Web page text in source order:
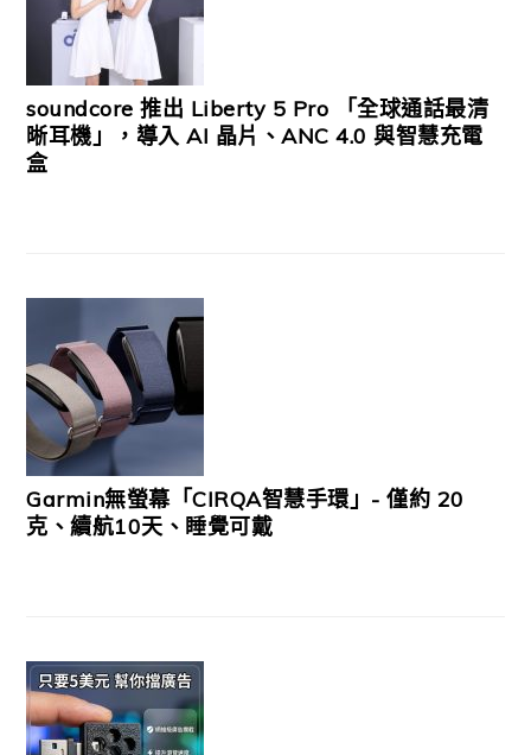
soundcore 推出 Liberty 5 Pro 「全球通話最清
晰耳機」，導入 AI 晶片、ANC 4.0 與智慧充電
盒
Garmin無螢幕「CIRQA智慧手環」- 僅約 20
克、續航10天、睡覺可戴